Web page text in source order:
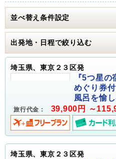
並べ替え条件設定
出発地・日程で絞り込む
埼玉県、東京２３区発
『5つ星
めぐり券
風呂を愉
旅行代金： 39,900円 ～
埼玉県、東京２３区発